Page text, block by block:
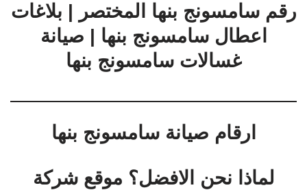
رقم سامسونج بنها المختصر | بلاغات
اعطال سامسونج بنها | صيانة
غسالات سامسونج بنها
ارقام صيانة سامسونج بنها
لماذا نحن الافضل؟ موقع شركة